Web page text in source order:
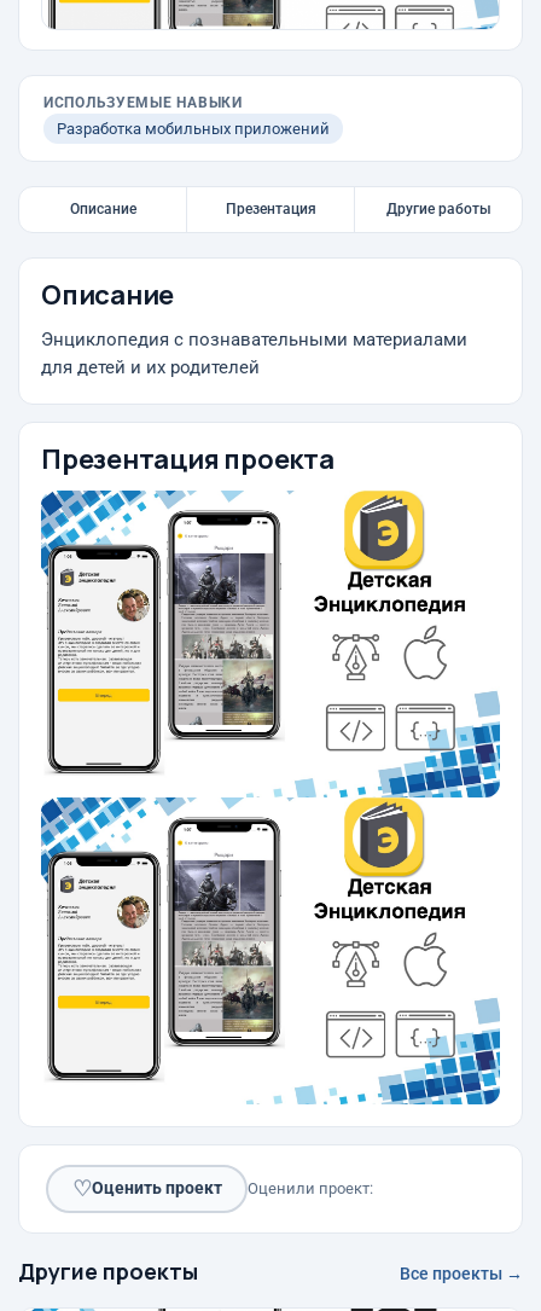
ИСПОЛЬЗУЕМЫЕ НАВЫКИ
Разработка мобильных приложений
Описание Презентация Другие работы
Описание
Энциклопедия с познавательными материалами
для детей и их родителей
Презентация проекта
♡Оценить проект Оценили проект:
Другие проекты Все проекты →